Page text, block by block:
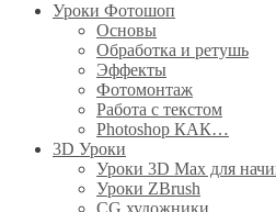
Уроки Фотошоп
Основы
Обработка и ретушь
Эффекты
Фотомонтаж
Работа с текстом
Photoshop КАК…
3D Уроки
Уроки 3D Max для
Уроки ZBrush
CG художники